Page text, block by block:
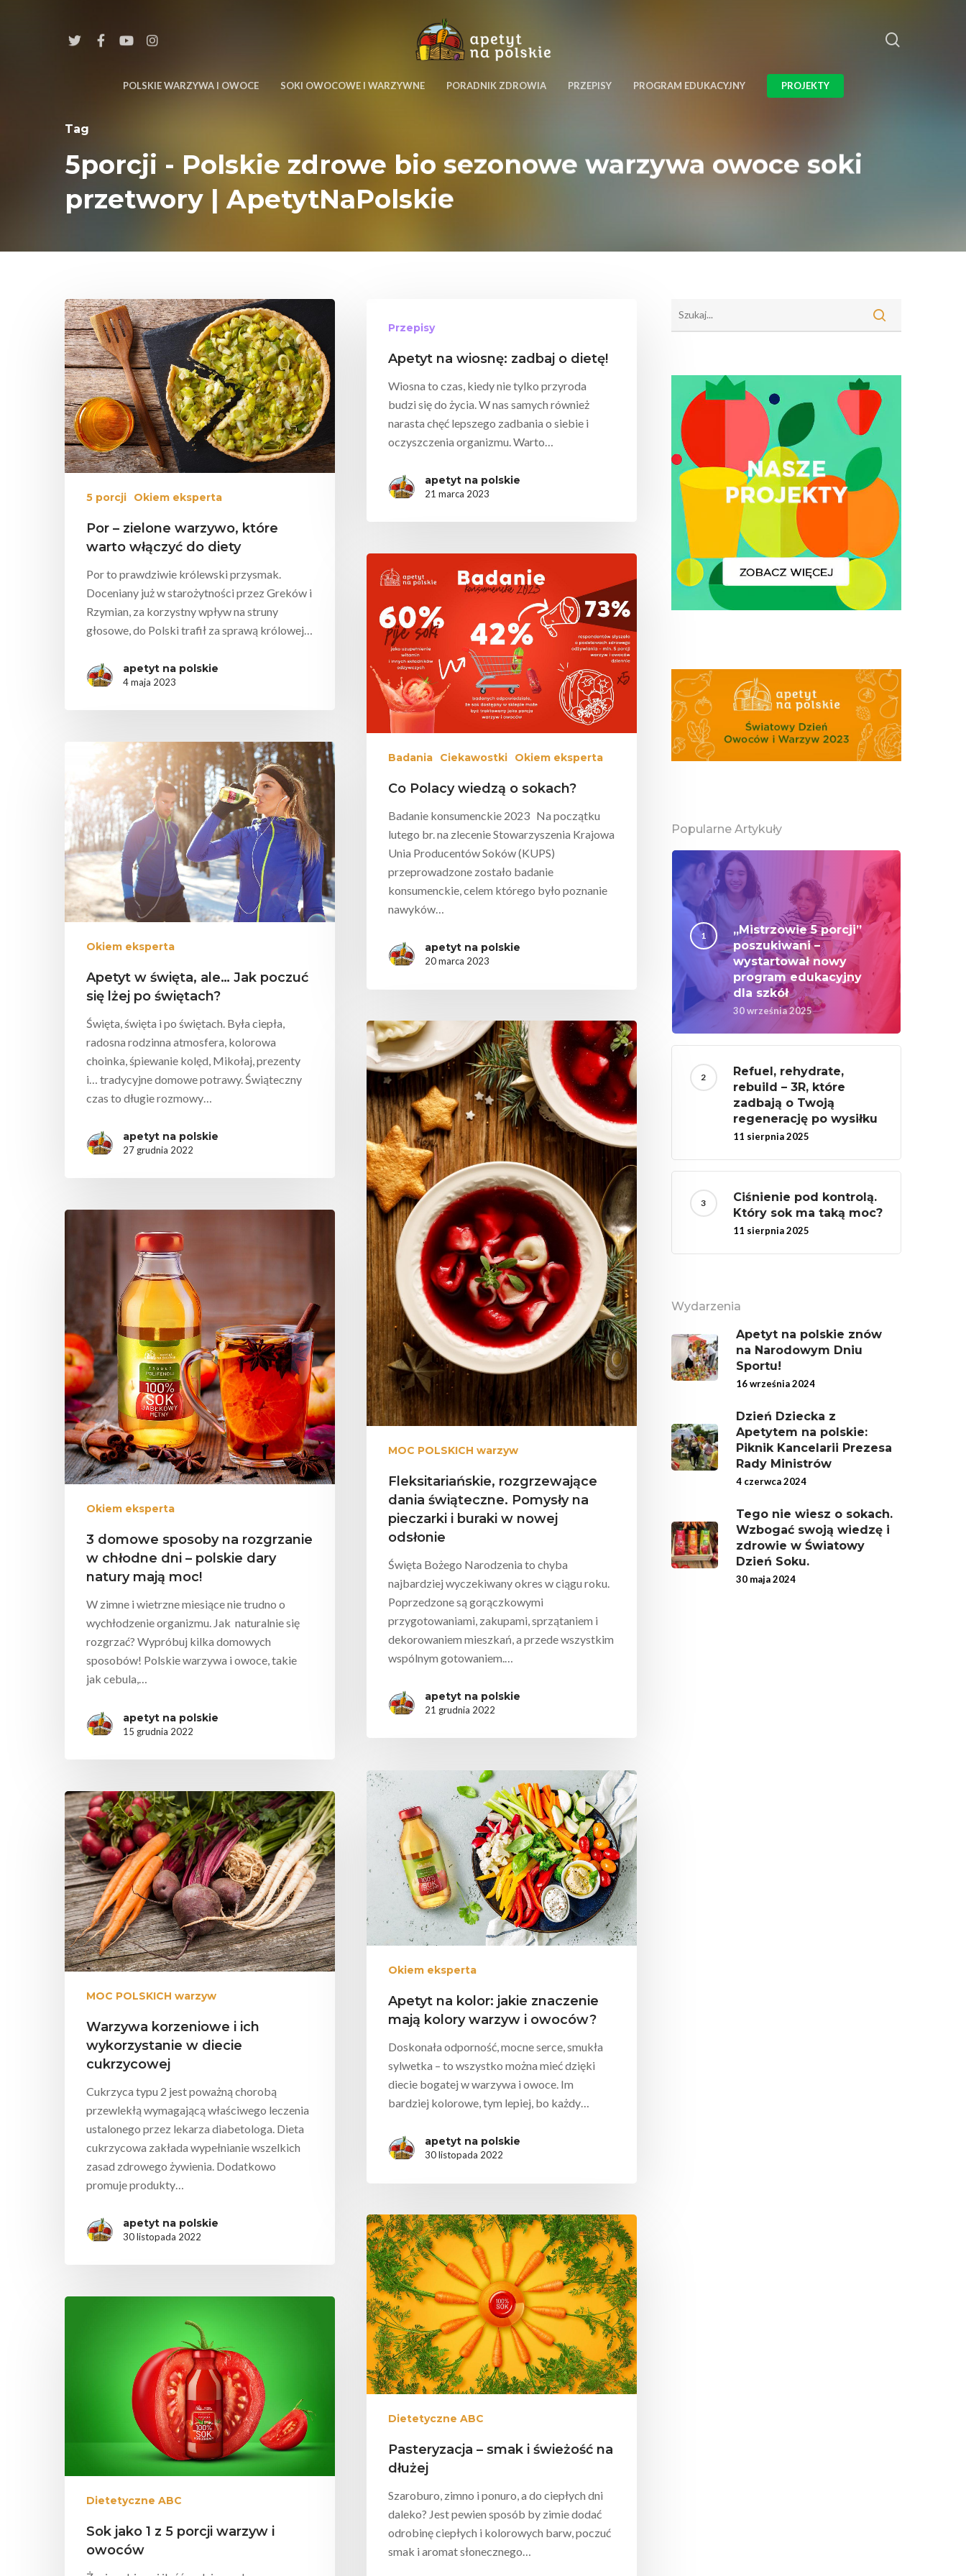
Wciśnij enter żeby wyszukać lub ESC żeby zamknąć
POLSKIE WARZYWA I OWOCE SOKI OWOCOWE I WARZYWNE PORADNIK ZDROWIA PRZEPISY PROGRAM EDUKACYJNY PROJEKTY
Tag
5porcji - Polskie zdrowe bio sezonowe warzywa owoce soki
przetwory | ApetytNaPolskie
5 porcji Okiem eksperta
Por – zielone warzywo, które
warto włączyć do diety
Por to prawdziwie królewski przysmak.
Doceniany już w starożytności przez Greków i
Rzymian, za korzystny wpływ na struny
głosowe, do Polski trafił za sprawą królowej…
apetyt na polskie
4 maja 2023
Przepisy
Apetyt na wiosnę: zadbaj o dietę!
Wiosna to czas, kiedy nie tylko przyroda
budzi się do życia. W nas samych również
narasta chęć lepszego zadbania o siebie i
oczyszczenia organizmu. Warto…
apetyt na polskie
21 marca 2023
Badania Ciekawostki Okiem eksperta
Co Polacy wiedzą o sokach?
Badanie konsumenckie 2023 Na początku
lutego br. na zlecenie Stowarzyszenia Krajowa
Unia Producentów Soków (KUPS)
przeprowadzone zostało badanie
konsumenckie, celem którego było poznanie
nawyków…
apetyt na polskie
20 marca 2023
Okiem eksperta
Apetyt w święta, ale… Jak poczuć
się lżej po świętach?
Święta, święta i po świętach. Była ciepła,
radosna rodzinna atmosfera, kolorowa
choinka, śpiewanie kolęd, Mikołaj, prezenty
i… tradycyjne domowe potrawy. Świąteczny
czas to długie rozmowy…
apetyt na polskie
27 grudnia 2022
MOC POLSKICH warzyw
Fleksitariańskie, rozgrzewające
dania świąteczne. Pomysły na
pieczarki i buraki w nowej
odsłonie
Święta Bożego Narodzenia to chyba
najbardziej wyczekiwany okres w ciągu roku.
Poprzedzone są gorączkowymi
przygotowaniami, zakupami, sprzątaniem i
dekorowaniem mieszkań, a przede wszystkim
wspólnym gotowaniem.…
apetyt na polskie
21 grudnia 2022
Okiem eksperta
3 domowe sposoby na rozgrzanie
w chłodne dni – polskie dary
natury mają moc!
W zimne i wietrzne miesiące nie trudno o
wychłodzenie organizmu. Jak naturalnie się
rozgrzać? Wypróbuj kilka domowych
sposobów! Polskie warzywa i owoce, takie
jak cebula,…
apetyt na polskie
15 grudnia 2022
Okiem eksperta
Apetyt na kolor: jakie znaczenie
mają kolory warzyw i owoców?
Doskonała odporność, mocne serce, smukła
sylwetka – to wszystko można mieć dzięki
diecie bogatej w warzywa i owoce. Im
bardziej kolorowe, tym lepiej, bo każdy…
apetyt na polskie
30 listopada 2022
MOC POLSKICH warzyw
Warzywa korzeniowe i ich
wykorzystanie w diecie
cukrzycowej
Cukrzyca typu 2 jest poważną chorobą
przewlekłą wymagającą właściwego leczenia
ustalonego przez lekarza diabetologa. Dieta
cukrzycowa zakłada wypełnianie wszelkich
zasad zdrowego żywienia. Dodatkowo
promuje produkty…
apetyt na polskie
30 listopada 2022
Dietetyczne ABC
Pasteryzacja – smak i świeżość na
dłużej
Szaroburo, zimno i ponuro, a do ciepłych dni
daleko? Jest pewien sposób by zimie dodać
odrobinę ciepłych i kolorowych barw, poczuć
smak i aromat słonecznego…
Dietetyczne ABC
Sok jako 1 z 5 porcji warzyw i
owoców
Popularne Artykuły
„Mistrzowie 5 porcji”
poszukiwani –
wystartował nowy
program edukacyjny
dla szkół
30 września 2025
Refuel, rehydrate,
rebuild – 3R, które
zadbają o Twoją
regenerację po wysiłku
11 sierpnia 2025
Ciśnienie pod kontrolą.
Który sok ma taką moc?
11 sierpnia 2025
Wydarzenia
Apetyt na polskie znów
na Narodowym Dniu
Sportu!
16 września 2024
Dzień Dziecka z
Apetytem na polskie:
Piknik Kancelarii Prezesa
Rady Ministrów
4 czerwca 2024
Tego nie wiesz o sokach.
Wzbogać swoją wiedzę i
zdrowie w Światowy
Dzień Soku.
30 maja 2024